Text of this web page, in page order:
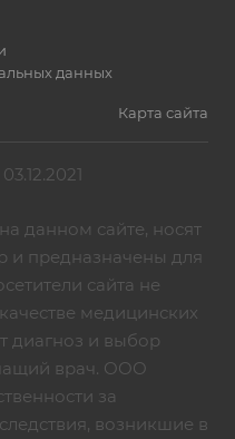
данных
Карта сайта
данном сайте, носят
и предназначены для
сайта не
медицинских
диагноз и выбор
врач. ООО
за
возникшие в